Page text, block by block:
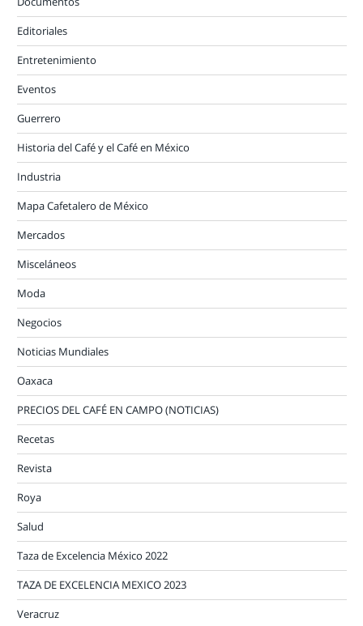
Editoriales
Entretenimiento
Eventos
Guerrero
Historia del Café y el Café en México
Industria
Mapa Cafetalero de México
Mercados
Misceláneos
Moda
Negocios
Noticias Mundiales
Oaxaca
PRECIOS DEL CAFÉ EN CAMPO (NOTICIAS)
Recetas
Revista
Roya
Salud
Taza de Excelencia México 2022
TAZA DE EXCELENCIA MEXICO 2023
Veracruz